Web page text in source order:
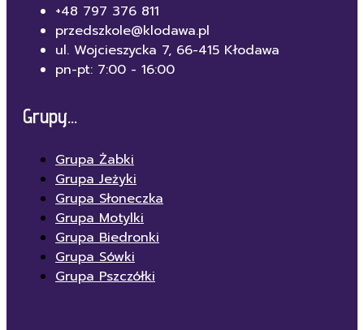
+48 797 376 811
przedszkole@klodawa.pl
ul. Wojcieszycka 7, 66-415 Kłodawa
pn-pt: 7:00 - 16:00
Grupy...
Grupa Żabki
Grupa Jeżyki
Grupa Słoneczka
Grupa Motylki
Grupa Biedronki
Grupa Sówki
Grupa Pszczółki